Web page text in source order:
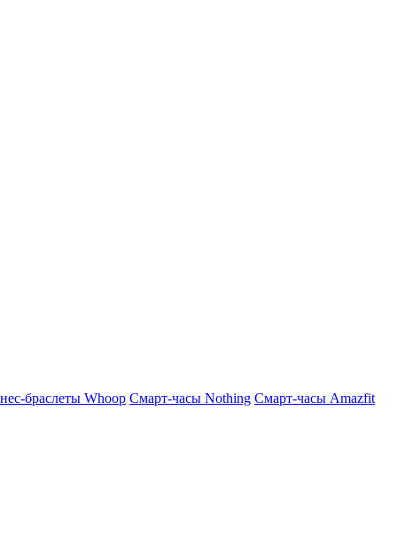
браслеты Whoop Смарт-часы Nothing Смарт-часы Amazfit